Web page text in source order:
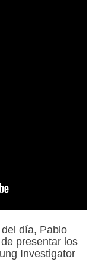
día, Pablo
presentar los
Investigator